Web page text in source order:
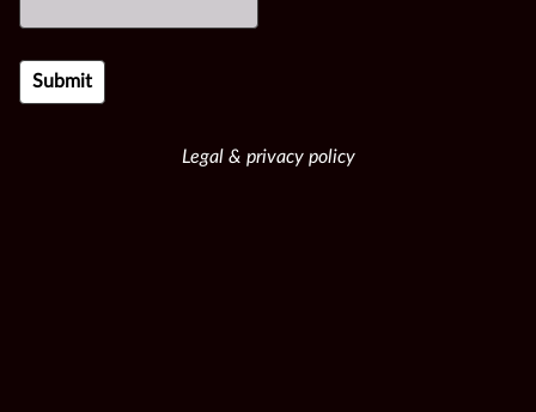
Legal & privacy policy